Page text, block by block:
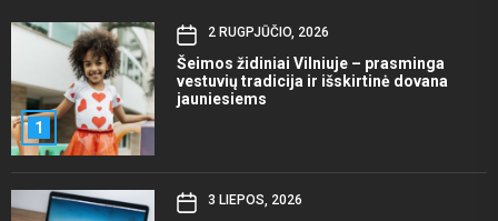
1
2 RUGPJŪČIO, 2026
Šeimos židiniai Vilniuje – prasminga
vestuvių tradicija ir išskirtinė dovana
jauniesiems
3 LIEPOS, 2026